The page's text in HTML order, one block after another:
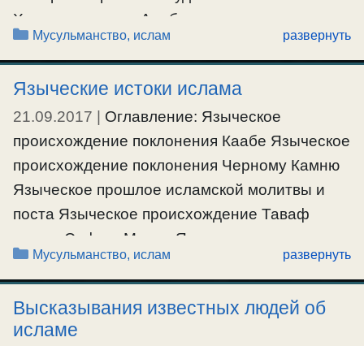
Христианство. Арабские монотеисты
Обзор исторических источников о
Мухаммеде и его учении Краткая
биография Общественная проповедь
Личная жизнь. Отношения Мухаммеда с
христианами КОРАН СУННА Исламская
догматика …
Ещё…
#мусульмане
Рубрики
Мусульманство, ислам развернуть
Языческие истоки ислама
21.09.2017
Оглавление: Языческое
происхождение поклонения Каабе Языческое
происхождение поклонения Черному Камню
Языческое прошлое исламской молитвы и
поста Языческое происхождение Таваф
между Сафа и Марва Языческое
происхождение Ихрам Языческое
происхождение обхода Каабы Языческое
происхождение исламского Полумесяца
Ислам — незаконнорожденый ребенок
Рубрики
Мусульманство, ислам развернуть
Высказывания известных людей об
исламе